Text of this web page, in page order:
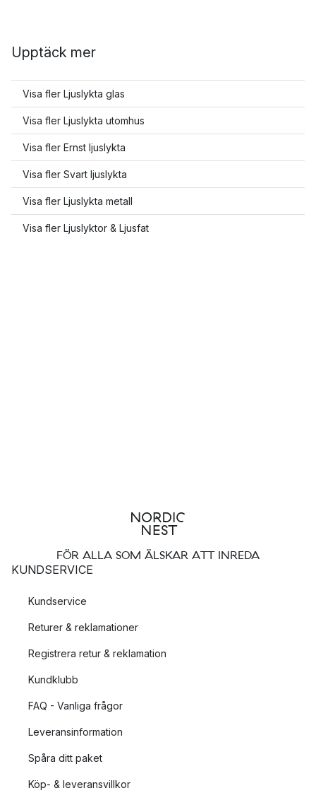
Upptäck mer
Visa fler Ljuslykta glas
Visa fler Ljuslykta utomhus
Visa fler Ernst ljuslykta
Visa fler Svart ljuslykta
Visa fler Ljuslykta metall
Visa fler Ljuslyktor & Ljusfat
FÖR ALLA SOM ÄLSKAR ATT INREDA
KUNDSERVICE
Kundservice
Returer & reklamationer
Registrera retur & reklamation
Kundklubb
FAQ - Vanliga frågor
Leveransinformation
Spåra ditt paket
Köp- & leveransvillkor